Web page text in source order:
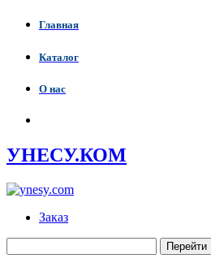
Главная
Каталог
О нас
+7 (926)
УНЕСУ.КОМ
Заказ
Перейти